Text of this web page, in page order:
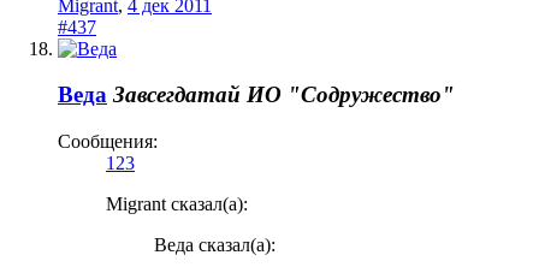
Migrant, 4 дек 2011
#437
Веда Завсегдатай ИО "Содружество"
Сообщения:
123
Migrant сказал(а):
Веда сказал(а):